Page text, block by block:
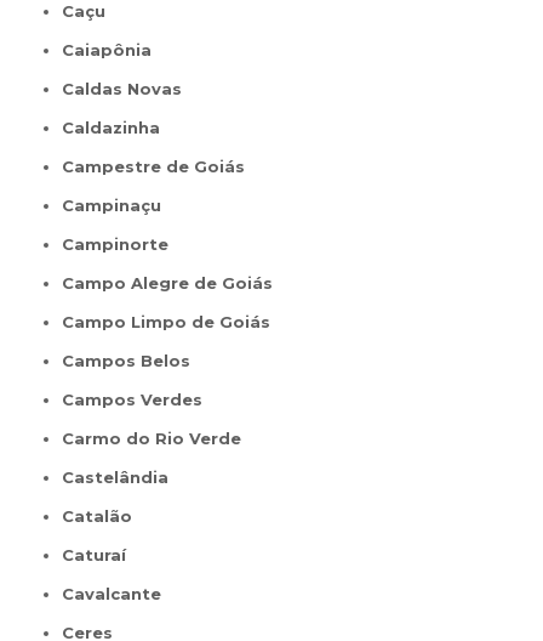
Caçu
Caiapônia
Caldas Novas
Caldazinha
Campestre de Goiás
Campinaçu
Campinorte
Campo Alegre de Goiás
Campo Limpo de Goiás
Campos Belos
Campos Verdes
Carmo do Rio Verde
Castelândia
Catalão
Caturaí
Cavalcante
Ceres